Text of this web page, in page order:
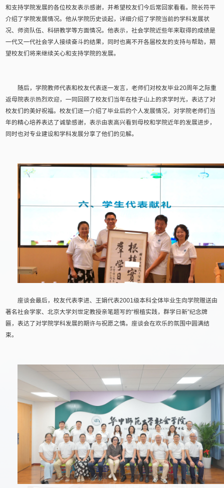
和支持学院发展的各位校友表示感谢，并希望校友们今后常回家看看。院长符平
介绍了学院发展情况。他从学院历史谈起，详细介绍了学院当前的学科发展状
况、师资队伍、科研教学等方面情况。他表示，社会学院近些年来取得的成绩是
一代又一代社会学人接续奋斗的结果，同时也离不开各届校友的支持与帮助，期
望校友们将来继续关心和支持学院的发展。
随后，学院教师代表和校友代表逐一发言，老师们对校友毕业20周年之际重
返母院表示热烈欢迎，一同回顾了校友们当年在桂子山上的求学时光，表达了对
校友们的美好祝福。校友们逐一介绍了毕业后的个人发展情况，对学院老师们当
年的精心培养表达了诚挚感谢，表示由衷高兴看到母校和学院近年的发展进步，
同时也对专业建设和学科发展分享了他们的见解。
座谈会最后，校友代表李进、王娟代表2001级本科全体毕业生向学院赠送由
著名社会学家、北京大学刘世定教授亲笔题写的“根植实践，群学日新”纪念牌
匾，表达了对学院学科发展的期许与祝愿之情。座谈会在欢乐的氛围中圆满结
束。